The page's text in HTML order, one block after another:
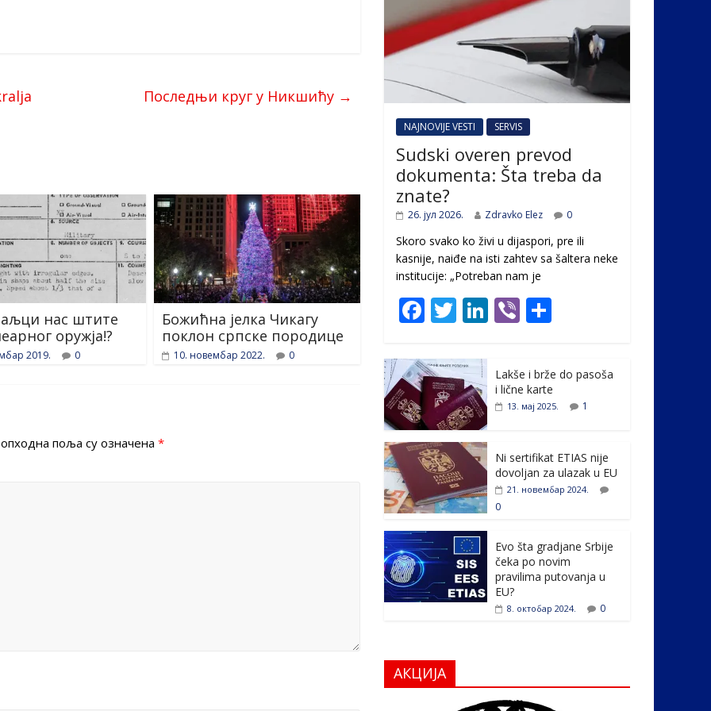
Последњи круг у Никшићу →
нас штите
оружја!?
2019. 0
Божићна јелка Чикагу
поклон српске породице
10. новембар 2022. 0
поља су означена *
NAJNOVIJE VESTI SERVIS
Sudski overen prevod
dokumenta: Šta treba da
znate?
26. јул 2026. Zdravko Elez 0
Skoro svako ko živi u dijaspori, pre ili
kasnije, naiđe na isti zahtev sa šaltera neke
institucije: „Potreban nam je
F
e
b
o
o
k
T
itt
er
Li
e
dI
Vi
er ar
e
Lakše i brže do pasoša
i lične karte
13. мај 2025. 1
Ni sertifikat ETIAS nije
dovoljan za ulazak u EU
21. новембар 2024.
0
Evo šta gradjane Srbije
čeka po novim
pravilima putovanja u
EU?
8. октобар 2024. 0
АКЦИЈА